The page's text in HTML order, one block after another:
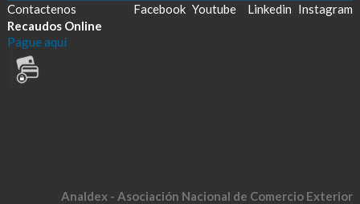
Contactenos Facebook Youtube Linkedin Instagram
Recaudos Online
Pague aquí
Analdex - Asociación Nacional de Comercio Exterior